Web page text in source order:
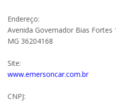
Endereço:
Avenida Governador Bias
MG 36204168
Site:
www.emersoncar.com.br
CNPJ: